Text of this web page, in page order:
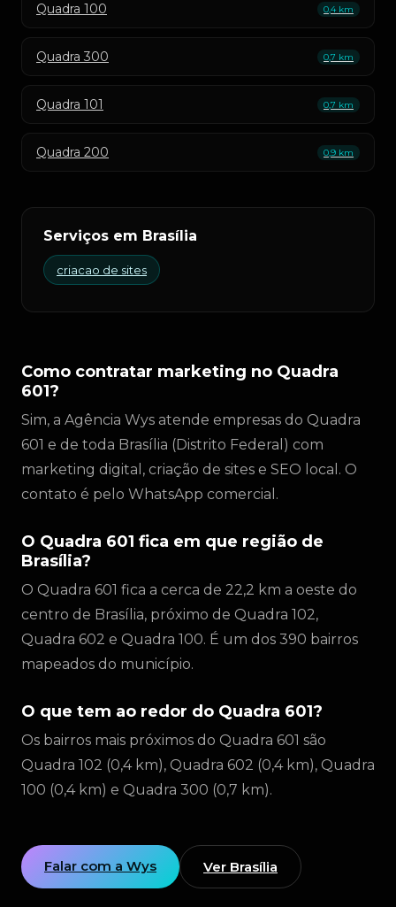
Quadra 100 0,4 km
Quadra 300 0,7 km
Quadra 101 0,7 km
Quadra 200 0,9 km
Serviços em Brasília
criacao de sites
Como contratar marketing no Quadra
601?
Sim, a Agência Wys atende empresas do Quadra
601 e de toda Brasília (Distrito Federal) com
marketing digital, criação de sites e SEO local. O
contato é pelo WhatsApp comercial.
O Quadra 601 fica em que região de
Brasília?
O Quadra 601 fica a cerca de 22,2 km a oeste do
centro de Brasília, próximo de Quadra 102,
Quadra 602 e Quadra 100. É um dos 390 bairros
mapeados do município.
O que tem ao redor do Quadra 601?
Os bairros mais próximos do Quadra 601 são
Quadra 102 (0,4 km), Quadra 602 (0,4 km), Quadra
100 (0,4 km) e Quadra 300 (0,7 km).
Falar com a Wys Ver Brasília